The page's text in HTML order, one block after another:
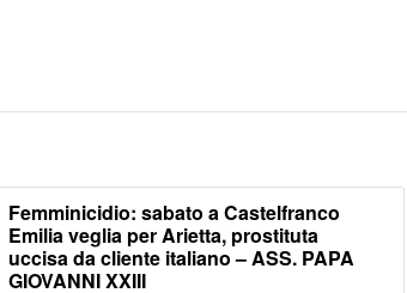
Femminicidio: sabato a Castelfranco
Emilia veglia per Arietta, prostituta
uccisa da cliente italiano – ASS. PAPA
GIOVANNI XXIII